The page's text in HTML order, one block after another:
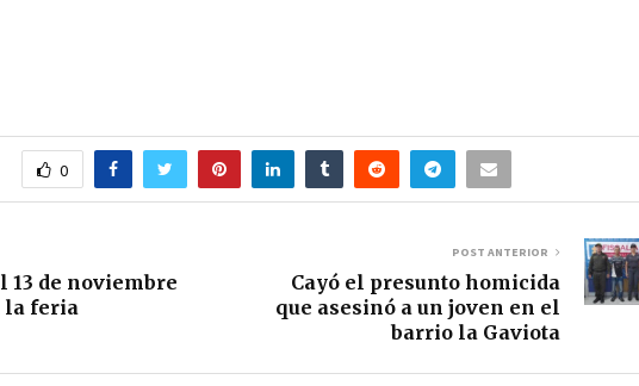
0
13 de noviembre
la feria
POST ANTERIOR
Cayó el presunto homicida
que asesinó a un joven en el
barrio la Gaviota